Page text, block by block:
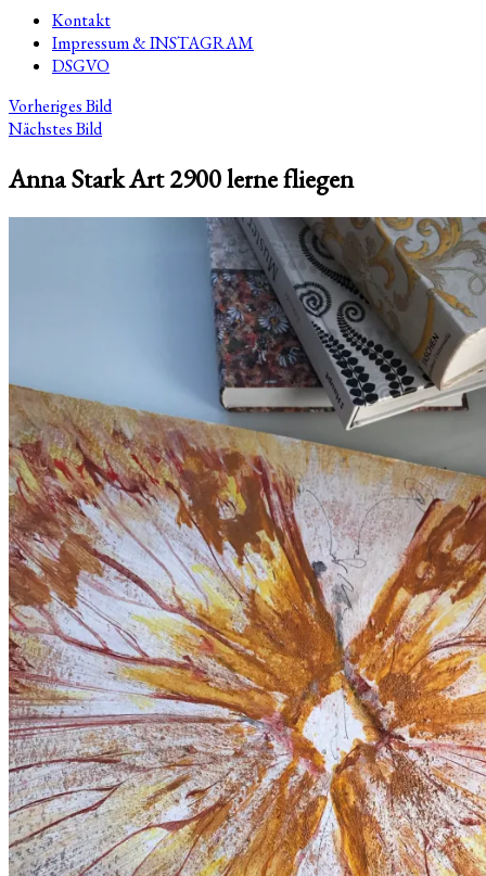
Kontakt
Impressum & INSTAGRAM
DSGVO
Vorheriges Bild
Nächstes Bild
Anna Stark Art 2900 lerne fliegen